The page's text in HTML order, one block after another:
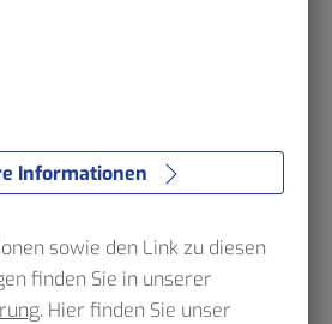
Verbundgebiet – VRR bittet
Informationen
sowie den Link zu diesen
finden Sie in unserer
. Hier finden Sie unser